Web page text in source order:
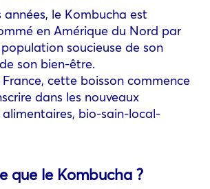
années, le Kombucha est
en Amérique du Nord par
soucieuse de son
son bien-être.
cette boisson commence
dans les nouveaux
bio-sain-local-
que le Kombucha ?